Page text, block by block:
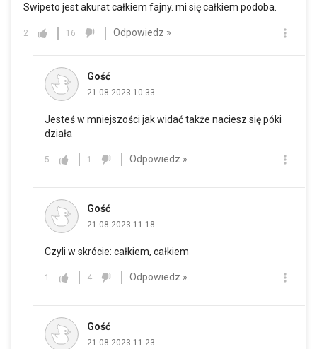
Swipeto jest akurat całkiem fajny. mi się całkiem podoba.
2 16 Odpowiedz »
Gość
21.08.2023 10:33
Jesteś w mniejszości jak widać także naciesz się póki
działa
5 1 Odpowiedz »
Gość
21.08.2023 11:18
Czyli w skrócie: całkiem, całkiem
1 4 Odpowiedz »
Gość
21.08.2023 11:23